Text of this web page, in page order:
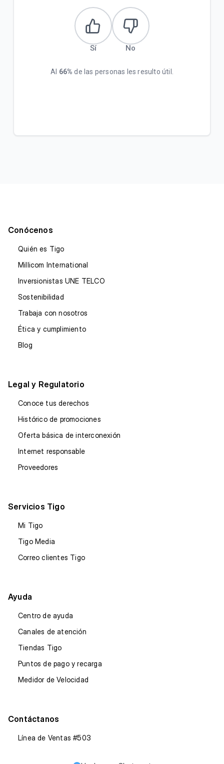
Sí No
Al 66% de las personas les resulto útil.
Conócenos
Quién es Tigo
Millicom International
Inversionistas UNE TELCO
Sostenibilidad
Trabaja con nosotros
Ética y cumplimiento
Blog
Legal y Regulatorio
Conoce tus derechos
Histórico de promociones
Oferta básica de interconexión
Internet responsable
Proveedores
Servicios Tigo
Mi Tigo
Tigo Media
Correo clientes Tigo
Ayuda
Centro de ayuda
Canales de atención
Tiendas Tigo
Puntos de pago y recarga
Medidor de Velocidad
Contáctanos
Línea de Ventas #503